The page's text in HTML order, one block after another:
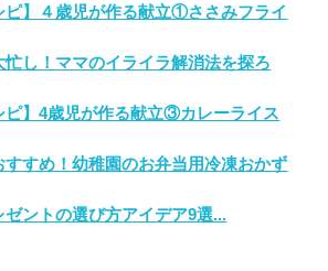
ピ】４歳児が作る献立①ささみフライ
し！ママのイライラ解消法を探ろ
ピ】4歳児が作る献立③カレーライス
すすめ！幼稚園のお弁当用冷凍おかず
ントの選び方アイデア9選...